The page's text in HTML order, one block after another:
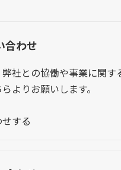
合わせ
社との協働や事業に関す
よりお願いします。
する